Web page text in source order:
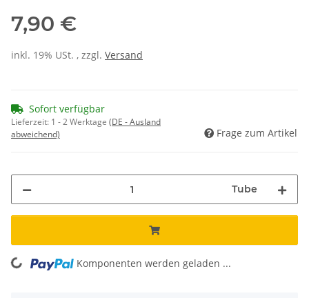
7,90 €
inkl. 19% USt. , zzgl. Versand
Sofort verfügbar
Lieferzeit: 1 - 2 Werktage (DE - Ausland
abweichend)
Frage zum Artikel
Tube
Komponenten werden geladen ...